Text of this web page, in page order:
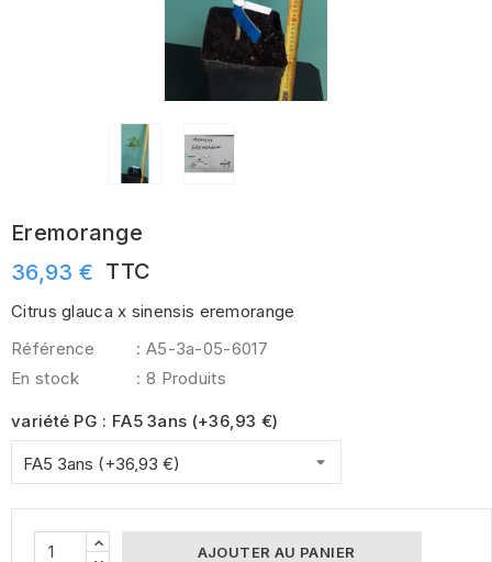
Eremorange
36,93 € TTC
Citrus glauca x sinensis eremorange
Référence
: A5-3a-05-6017
En stock
: 8 Produits
variété PG : FA5 3ans (+36,93 €)
AJOUTER AU PANIER